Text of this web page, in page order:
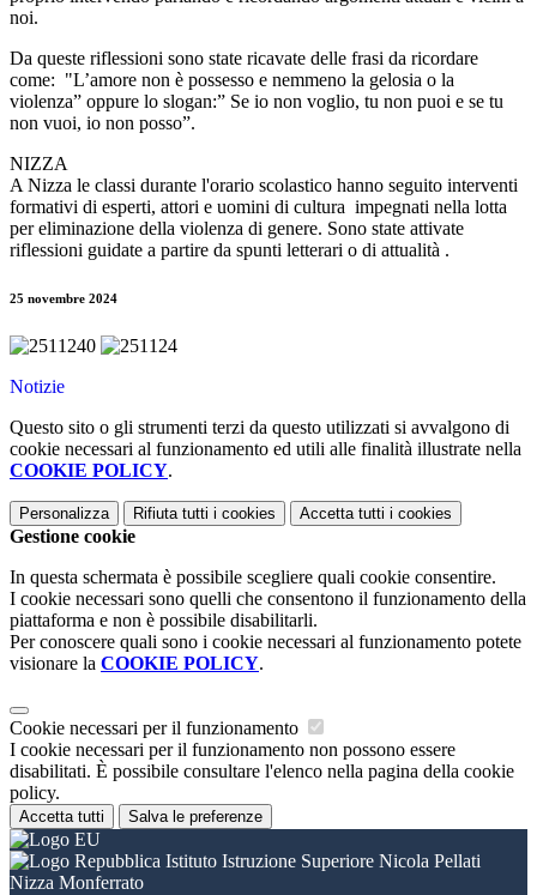
noi.
Da queste riflessioni sono state ricavate delle frasi da ricordare
come: "L’amore non è possesso e nemmeno la gelosia o la
violenza” oppure lo slogan:” Se io non voglio, tu non puoi e se tu
non vuoi, io non posso”.
NIZZA
A Nizza le classi durante l'orario scolastico hanno seguito interventi
formativi di esperti, attori e uomini di cultura impegnati nella lotta
per eliminazione della violenza di genere. Sono state attivate
riflessioni guidate a partire da spunti letterari o di attualità .
25 novembre 2024
Notizie
Questo sito o gli strumenti terzi da questo utilizzati si avvalgono di
cookie necessari al funzionamento ed utili alle finalità illustrate nella
COOKIE POLICY.
Personalizza Rifiuta tutti i cookies Accetta tutti i cookies
Gestione cookie
In questa schermata è possibile scegliere quali cookie consentire.
I cookie necessari sono quelli che consentono il funzionamento della
piattaforma e non è possibile disabilitarli.
Per conoscere quali sono i cookie necessari al funzionamento potete
visionare la COOKIE POLICY.
Cookie necessari per il funzionamento
I cookie necessari per il funzionamento non possono essere
disabilitati. È possibile consultare l'elenco nella pagina della cookie
policy.
Accetta tutti Salva le preferenze
Istituto Istruzione Superiore Nicola Pellati
Nizza Monferrato